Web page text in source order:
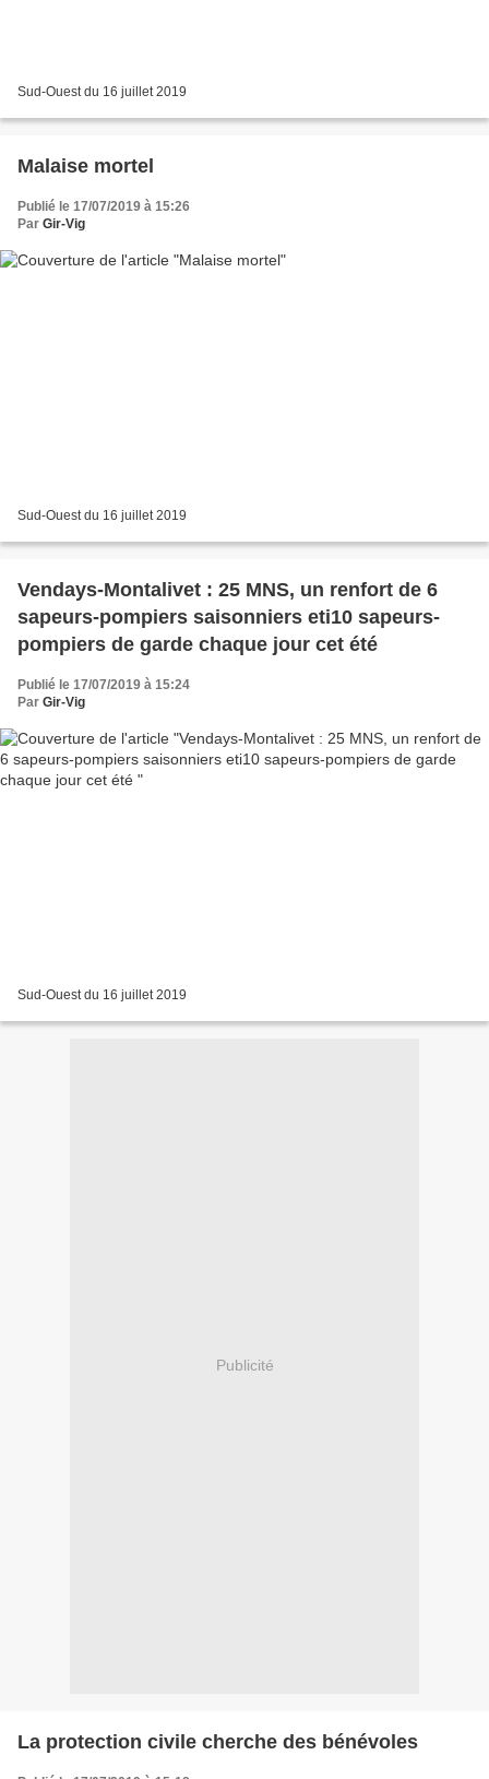
Sud-Ouest du 16 juillet 2019
Malaise mortel
Publié le 17/07/2019 à 15:26
Par Gir-Vig
Sud-Ouest du 16 juillet 2019
Vendays-Montalivet : 25 MNS, un renfort de 6
sapeurs-pompiers saisonniers eti10 sapeurs-
pompiers de garde chaque jour cet été
Publié le 17/07/2019 à 15:24
Par Gir-Vig
Sud-Ouest du 16 juillet 2019
Publicité
La protection civile cherche des bénévoles